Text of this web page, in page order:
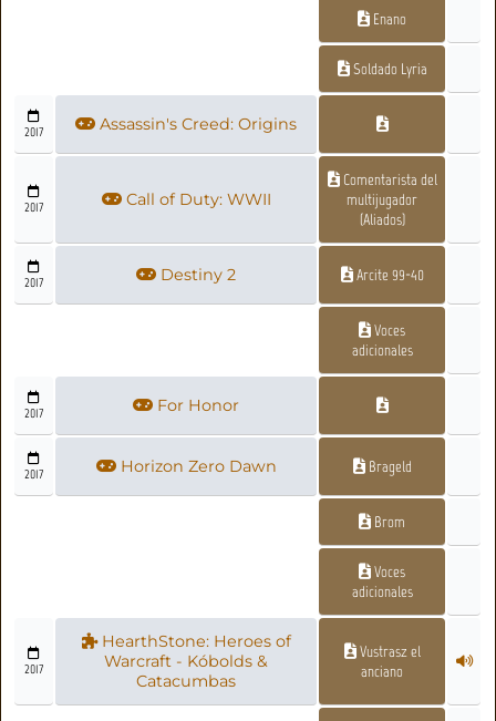
Enano
Soldado Lyria
2017 Assassin's Creed: Origins
2017 Call of Duty: WWII
Comentarista del
multijugador
(Aliados)
2017 Destiny 2 Arcite 99-40
Voces
adicionales
2017 For Honor
2017 Horizon Zero Dawn Brageld
Brom
Voces
adicionales
2017
HearthStone: Heroes of
Warcraft - Kóbolds &
Catacumbas
Vustrasz el
anciano